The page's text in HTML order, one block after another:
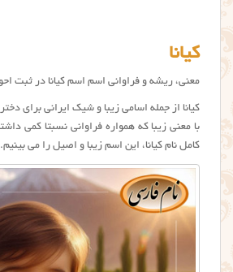
کیانا
معنی، ریشه و فراوانی اسم اسم کیانا در ثبت
کیانا از جمله اسامی زیبا و شیک ایرانی برای
با معنی زیبا که همواره فراوانی نسبتا کمی
کامل نام كيانا، این اسم زیبا و اصیل را می بینیم.